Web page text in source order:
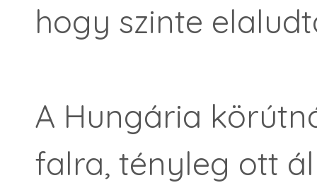
hogy szinte
A Hungária
falra, tényleg ott